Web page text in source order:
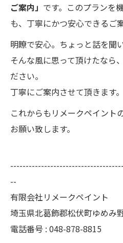
ご案内」 です。このプランを
も、丁寧にかつ安心できるご
明瞭で安心。ちょっと話を聞
そんな風に思って頂けたなら
ださい。
丁寧にご案内させて頂きます。
これからもリメークペイント
お願い致します。
--
有限会社リメークペイント
埼玉県北葛飾郡松伏町ゆめみ
電話番号 : 048-878-8815